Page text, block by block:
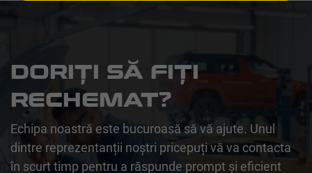
DORIȚI SĂ FIȚI
RECHEMAT?
Echipa noastră este bucuroasă să vă ajute. Unul
dintre reprezentanții noștri pricepuți vă va contacta
în scurt timp pentru a răspunde prompt și eficient